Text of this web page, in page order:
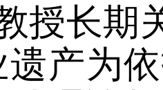
授长期
遗产为